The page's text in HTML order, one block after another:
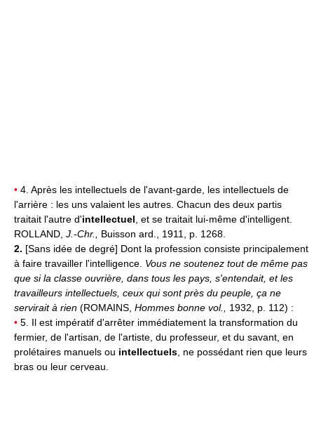
• 4. Après les intellectuels de l'avant-garde, les intellectuels de
l'arrière : les uns valaient les autres. Chacun des deux partis
traitait l'autre d'intellectuel , et se traitait lui-même d'intelligent.
ROLLAND, J.-Chr., Buisson ard., 1911, p. 1268.
2. [Sans idée de degré] Dont la profession consiste principalement
à faire travailler l'intelligence. Vous ne soutenez tout de même pas
que si la classe ouvrière, dans tous les pays, s'entendait, et les
travailleurs intellectuels, ceux qui sont près du peuple, ça ne
servirait à rien (ROMAINS, Hommes bonne vol., 1932, p. 112) :
• 5. Il est impératif d'arrêter immédiatement la transformation du
fermier, de l'artisan, de l'artiste, du professeur, et du savant, en
prolétaires manuels ou intellectuels , ne possédant rien que leurs
bras ou leur cerveau.